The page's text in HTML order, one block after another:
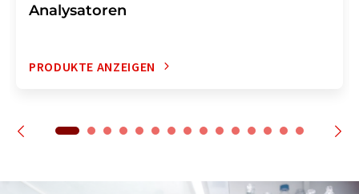
Analysatoren
PRODUKTE ANZEIGEN